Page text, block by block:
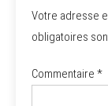
Votre adresse
obligatoires
Commentaire *